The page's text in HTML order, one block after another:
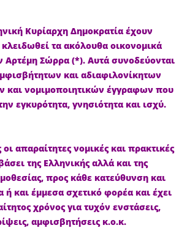
Κυρίαρχη Δημοκρατία έχουν
κλειδωθεί τα ακόλουθα οικονομικά
Αρτέμη Σώρρα (*). Αυτά συνοδεύονται
και αδιαφιλονίκητων
και νομιμοποιητικών έγγραφων που
εγκυρότητα, γνησιότητα και ισχύ.
απαραίτητες νομικές και πρακτικές
της Ελληνικής αλλά και της
προς κάθε κατεύθυνση και
ή και έμμεσα σχετικό φορέα και έχει
χρόνος για τυχόν ενστάσεις,
αμφισβητήσεις κ.ο.κ.